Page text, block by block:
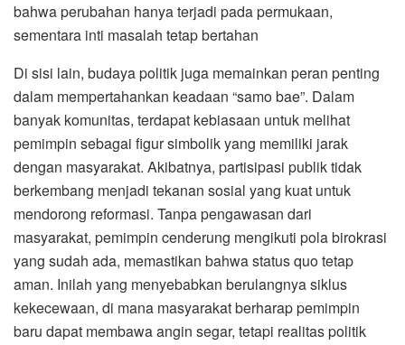
bahwa perubahan hanya terjadi pada permukaan,
sementara inti masalah tetap bertahan
Di sisi lain, budaya politik juga memainkan peran penting
dalam mempertahankan keadaan “samo bae”. Dalam
banyak komunitas, terdapat kebiasaan untuk melihat
pemimpin sebagai figur simbolik yang memiliki jarak
dengan masyarakat. Akibatnya, partisipasi publik tidak
berkembang menjadi tekanan sosial yang kuat untuk
mendorong reformasi. Tanpa pengawasan dari
masyarakat, pemimpin cenderung mengikuti pola birokrasi
yang sudah ada, memastikan bahwa status quo tetap
aman. Inilah yang menyebabkan berulangnya siklus
kekecewaan, di mana masyarakat berharap pemimpin
baru dapat membawa angin segar, tetapi realitas politik